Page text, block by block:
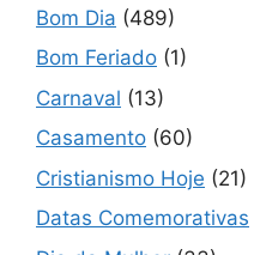
Bom Dia (489)
Bom Feriado (1)
Carnaval (13)
Casamento (60)
Cristianismo Hoje (21)
Datas Comemorativas